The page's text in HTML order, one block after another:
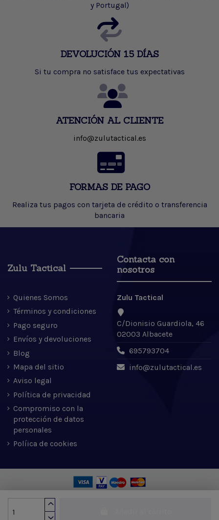
y Portugal)
DEVOLUCIÓN 15 DÍAS
Si tu compra no satisface tus expectativas
ATENCIÓN AL CLIENTE
info@zulutactical.es
FORMAS DE PAGO
Realiza tus pagos con tarjeta de crédito o transferencia
bancaria
Zulu Tactical
Quienes Somos
Términos y condiciones
Pago seguro
Envíos y devoluciones
Blog
Mapa del sitio
Aviso legal
Política de privacidad
Compromiso con la
protección de datos
personales
Políica de cookies
Contacta con
nosotros
Zulu Tactical
C/Dionisio Guardiola, 46
02003 Albacete
695793704
info@zulutactical.es
Zulu Tactical S.L. © 2022 | Desarrollado por Expertic